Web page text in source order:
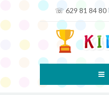
☏ 629 81 84 80